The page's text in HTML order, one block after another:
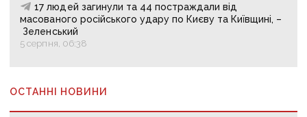
17 людей загинули та 44 постраждали від
масованого російського удару по Києву та Київщині, –
Зеленський
5 серпня, 06:38
ОСТАННІ НОВИНИ